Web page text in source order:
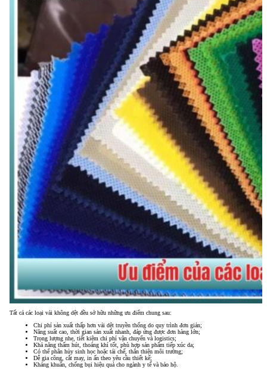
Tất cả các loại vải không dệt đều sở hữu những ưu điểm chung sau:
Chi phí sản xuất thấp hơn vải dệt truyền thống do quy trình đơn giản;
Năng suất cao, thời gian sản xuất nhanh, đáp ứng được đơn hàng lớn;
Trọng lượng nhẹ, tiết kiệm chi phí vận chuyển và logistics;
Khả năng thấm hút, thoáng khí tốt, phù hợp sản phẩm tiếp xúc da;
Có thể phân hủy sinh học hoặc tái chế, thân thiện môi trường;
Dễ gia công, cắt may, in ấn theo yêu cầu thiết kế;
Kháng khuẩn, chống bụi hiệu quả cho ngành y tế và bảo hộ.